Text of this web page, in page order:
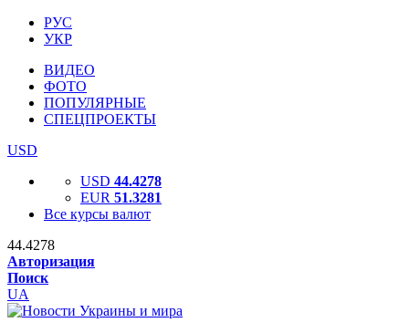
РУС
УКР
ВИДЕО
ФОТО
ПОПУЛЯРНЫЕ
СПЕЦПРОЕКТЫ
USD
USD 44.4278
EUR 51.3281
Все курсы валют
44.4278
Авторизация
Поиск
UA